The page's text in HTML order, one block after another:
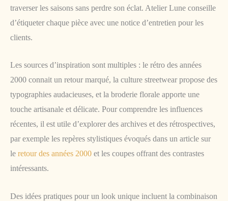
traverser les saisons sans perdre son éclat. Atelier Lune conseille
d’étiqueter chaque pièce avec une notice d’entretien pour les
clients.
Les sources d’inspiration sont multiples : le rétro des années
2000 connait un retour marqué, la culture streetwear propose des
typographies audacieuses, et la broderie florale apporte une
touche artisanale et délicate. Pour comprendre les influences
récentes, il est utile d’explorer des archives et des rétrospectives,
par exemple les repères stylistiques évoqués dans un article sur
le retour des années 2000 et les coupes offrant des contrastes
intéressants.
Des idées pratiques pour un look unique incluent la combinaison